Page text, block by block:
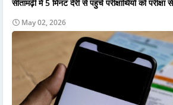
सीतामढ़ी में 5 मिनट देरी से पहुंचे परीक्षार्थियों को परीक्षा
May 02, 2026